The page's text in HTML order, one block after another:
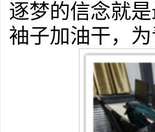
逐梦的信念就
袖子加油干，